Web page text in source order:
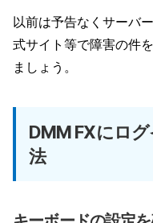
以前は予告なくサーバ
式サイト等で障害の件
ましょう。
DMM FXにロ
法